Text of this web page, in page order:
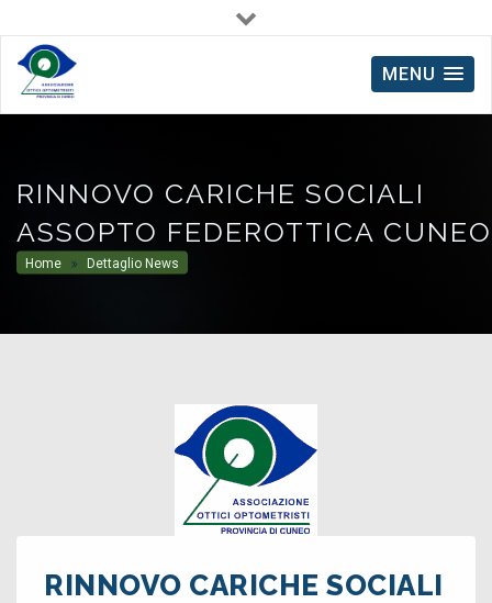
Via Avogadro, 32 - 12100 Cuneo
MENU
RINNOVO CARICHE SOCIALI
ASSOPTO FEDEROTTICA CUNEO
Home Dettaglio News
RINNOVO CARICHE SOCIALI